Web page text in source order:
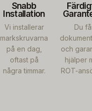
Snabb
Installation
Vi installerar
markskruvarna
på en dag,
oftast på
några timmar.
Du
och
hjälper
ROT-